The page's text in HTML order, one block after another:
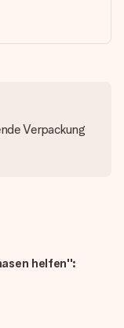
Verpackung
helfen'':